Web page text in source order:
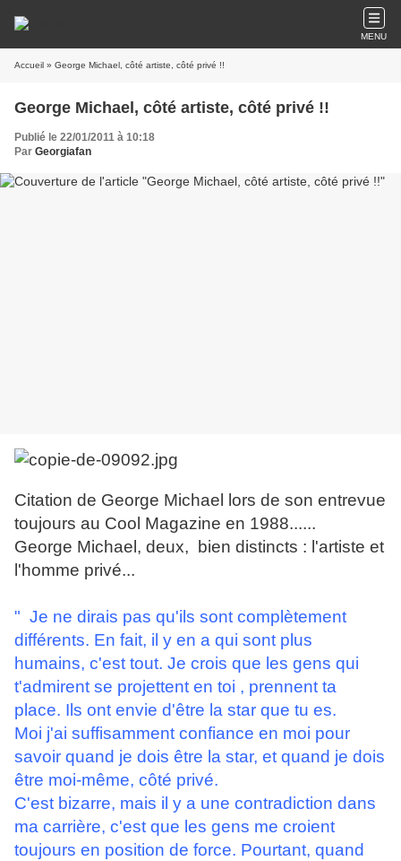
MENU
Accueil » George Michael, côté artiste, côté privé !!
George Michael, côté artiste, côté privé !!
Publié le 22/01/2011 à 10:18
Par Georgiafan
Citation de George Michael lors de son entrevue
toujours au Cool Magazine en 1988......
George Michael, deux, bien distincts : l'artiste et
l'homme privé...
" Je ne dirais pas qu'ils sont complètement
différents. En fait, il y en a qui sont plus
humains, c'est tout. Je crois que les gens qui
t'admirent se projettent en toi , prennent ta
place. Ils ont envie d'être la star que tu es.
Moi j'ai suffisamment confiance en moi pour
savoir quand je dois être la star, et quand je dois
être moi-même, côté privé.
C'est bizarre, mais il y a une contradiction dans
ma carrière, c'est que les gens me croient
toujours en position de force. Pourtant, quand